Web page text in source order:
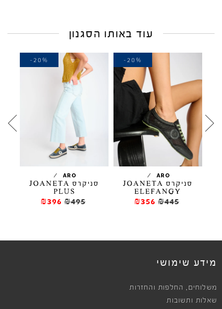
עוד באותו הסגנון
ARO
/
סניקרס JOANETA
ELEFANGY
₪445
₪356
-20%
ARO
/
סניקרס JOANETA
PLUS
₪495
₪396
-20%
מידע שימושי
משלוחים , החלפות והחזרות
שאלות ותשובות